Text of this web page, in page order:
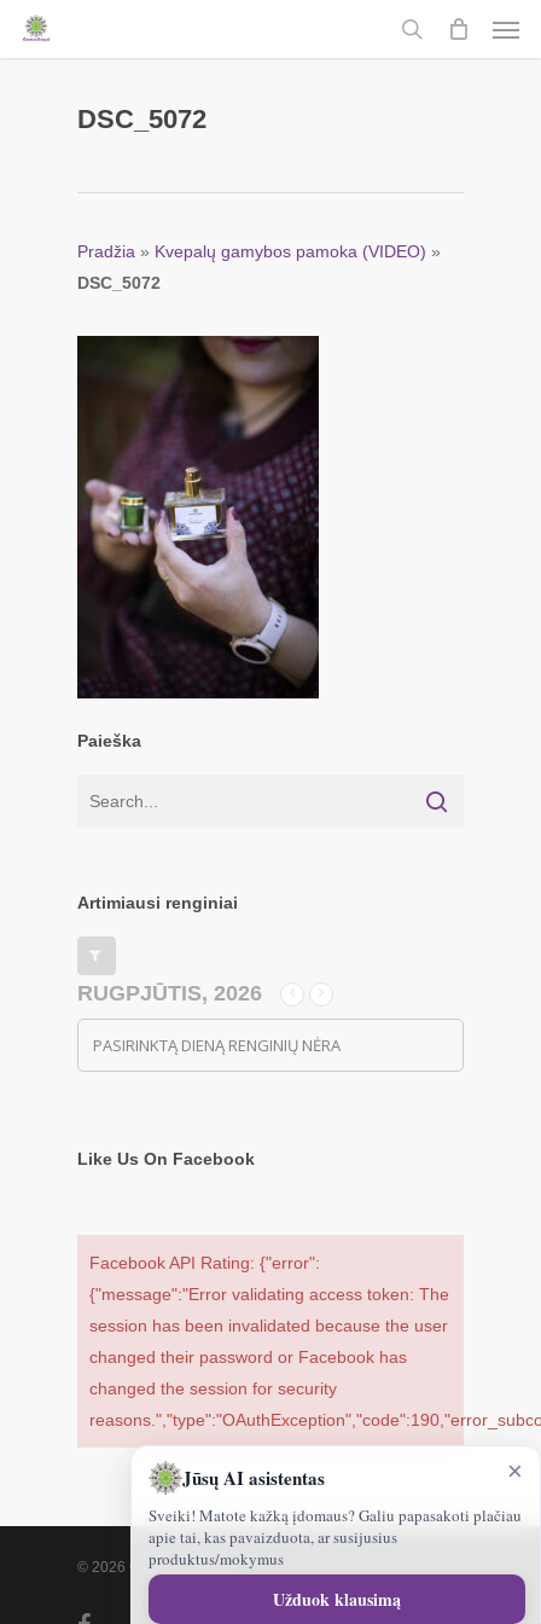
Skip
search
DSC_5072
Pradžia » Kvepalų gamybos pamoka (VIDEO) »
DSC_5072
Paieška
Artimiausi renginiai
RUGPJŪTIS, 2026
PASIRINKTĄ DIENĄ RENGINIŲ NĖRA
Like Us On Facebook
Facebook API Rating: {"error":
{"message":"Error validating access token: The
session has been invalidated because the user
changed their password or Facebook has
changed the session for security
© 2026 Gamtoskvapai.lt.
×
Jūsų AI asistentas
Sveiki! Matote kažką įdomaus? Galiu papasakoti plačiau
apie tai, kas pavaizduota, ar susijusius
produktus/mokymus
Užduok klausimą